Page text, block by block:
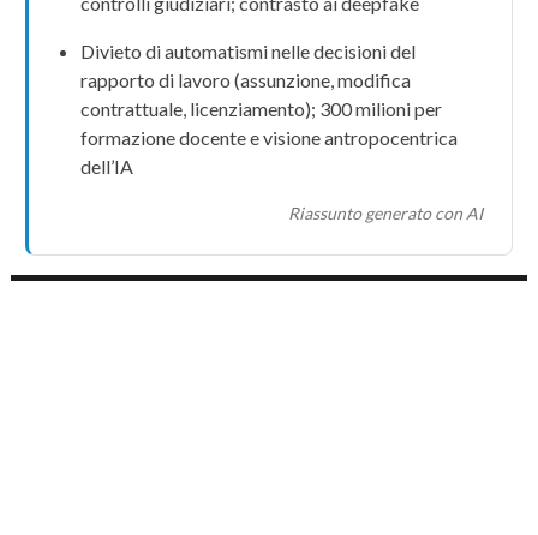
Divieto di automatismi nelle decisioni del
rapporto di lavoro (assunzione , modifica
contrattuale, licenziamento); 300 milioniper
formazione docente e visioneantropocentrica
dell’IA
Riassunto generato con AI